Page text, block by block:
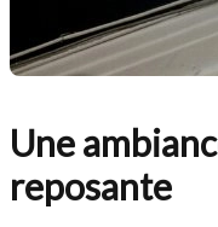
Une
reposante